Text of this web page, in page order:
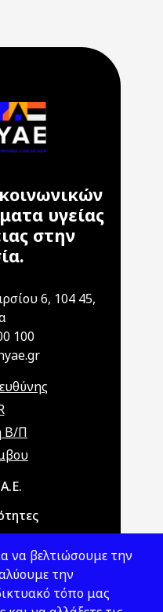
υγείας
στην
6, 104 45,
100
Β/Π
να βελτιώσουμε την
την
τόπο μας